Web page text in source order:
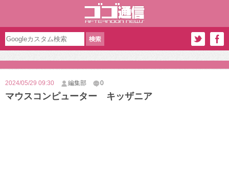
2024/05/29 09:30 編集部 0
マウスコンピューター キッザニア